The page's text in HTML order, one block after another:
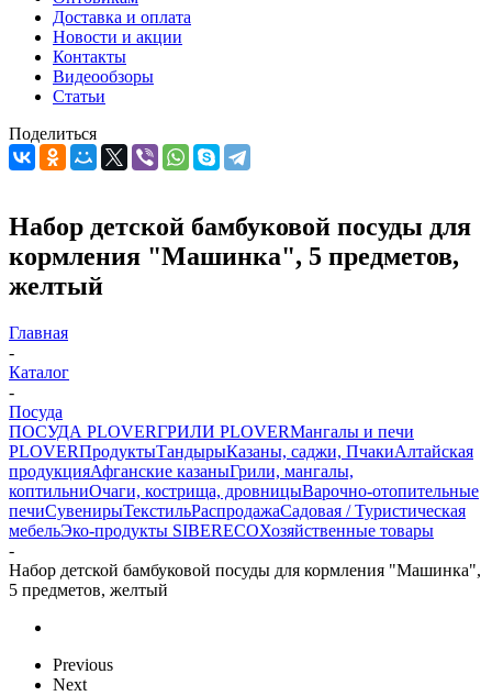
Доставка и оплата
Новости и акции
Контакты
Видеообзоры
Статьи
Поделиться
Набор детской бамбуковой посуды для
кормления "Машинка", 5 предметов,
желтый
Главная
-
Каталог
-
Посуда
ПОСУДА PLOVERГРИЛИ PLOVERМангалы и печи
PLOVERПродуктыТандырыКазаны, саджи, ПчакиАлтайская
продукцияАфганские казаныГрили, мангалы,
коптильниОчаги, кострища, дровницыВарочно-отопительные
печиСувенирыТекстильРаспродажаСадовая / Туристическая
мебельЭко-продукты SIBERECOХозяйственные товары
-
Набор детской бамбуковой посуды для кормления "Машинка",
5 предметов, желтый
Previous
Next